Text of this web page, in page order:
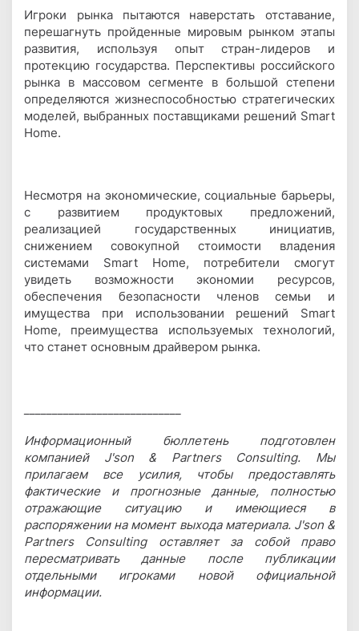
Игроки рынка пытаются наверстать отставание,
перешагнуть пройденные мировым рынком этапы
развития, используя опыт стран-лидеров и
протекцию государства. Перспективы российского
рынка в массовом сегменте в большой степени
определяются жизнеспособностью стратегических
моделей, выбранных поставщиками решений Smart
Home.
Несмотря на экономические, социальные барьеры,
с развитием продуктовых предложений,
реализацией государственных инициатив,
снижением совокупной стоимости владения
системами Smart Home, потребители смогут
увидеть возможности экономии ресурсов,
обеспечения безопасности членов семьи и
имущества при использовании решений Smart
Home, преимущества используемых технологий,
что станет основным драйвером рынка.
Информационный бюллетень подготовлен
компанией J'son & Partners Consulting. Мы
прилагаем все усилия, чтобы предоставлять
фактические и прогнозные данные, полностью
отражающие ситуацию и имеющиеся в
распоряжении на момент выхода материала. J'son &
Partners Consulting оставляет за собой право
пересматривать данные после публикации
отдельными игроками новой официальной
информации.